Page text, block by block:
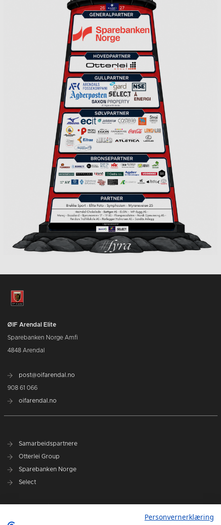
ØIF Arendal Elite
Sparebanken Norge Amfi
4848 Arendal
post@oifarendal.no
908 61 066
oifarendal.no
Samarbeidspartnere
Otterlei Group
Sparebanken Norge
Select
Personvernerklæring